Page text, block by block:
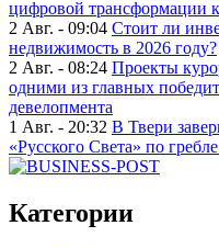
цифровой трансформации
2 Авг. - 09:04 Стоит ли
недвижимость в 2026 году?
2 Авг. - 08:24 Проекты
одними из главных
девелопмента
1 Авг. - 20:32 В Твери
«Русского Света» по
Категории